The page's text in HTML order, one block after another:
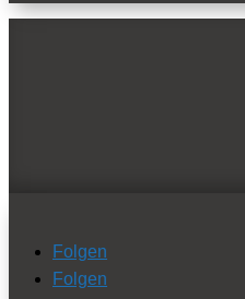
Folgen
Folgen